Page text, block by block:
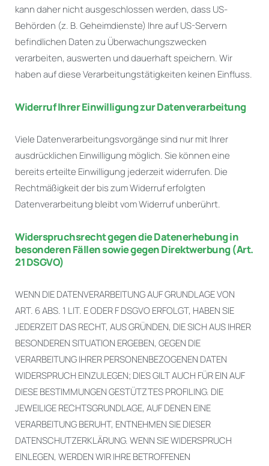
kann daher nicht ausgeschlossen werden, dass US-
Behörden (z. B. Geheimdienste) Ihre auf US-Servern
befindlichen Daten zu Überwachungszwecken
verarbeiten, auswerten und dauerhaft speichern. Wir
haben auf diese Verarbeitungstätigkeiten keinen Einfluss.
Widerruf Ihrer Einwilligung zur Datenverarbeitung
Viele Datenverarbeitungsvorgänge sind nur mit Ihrer
ausdrücklichen Einwilligung möglich. Sie können eine
bereits erteilte Einwilligung jederzeit widerrufen. Die
Rechtmäßigkeit der bis zum Widerruf erfolgten
Datenverarbeitung bleibt vom Widerruf unberührt.
Widerspruchsrecht gegen die Datenerhebung in
besonderen Fällen sowie gegen Direktwerbung (Art.
21 DSGVO)
WENN DIE DATENVERARBEITUNG AUF GRUNDLAGE VON
ART. 6 ABS. 1 LIT. E ODER F DSGVO ERFOLGT, HABEN SIE
JEDERZEIT DAS RECHT, AUS GRÜNDEN, DIE SICH AUS IHRER
BESONDEREN SITUATION ERGEBEN, GEGEN DIE
VERARBEITUNG IHRER PERSONENBEZOGENEN DATEN
WIDERSPRUCH EINZULEGEN; DIES GILT AUCH FÜR EIN AUF
DIESE BESTIMMUNGEN GESTÜTZTES PROFILING. DIE
JEWEILIGE RECHTSGRUNDLAGE, AUF DENEN EINE
VERARBEITUNG BERUHT, ENTNEHMEN SIE DIESER
DATENSCHUTZERKLÄRUNG. WENN SIE WIDERSPRUCH
EINLEGEN, WERDEN WIR IHRE BETROFFENEN